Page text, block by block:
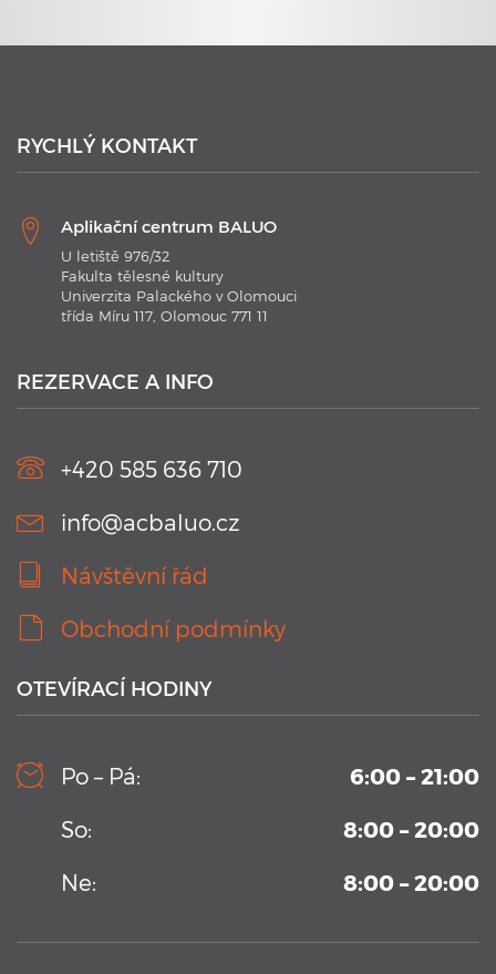
21. 1. 2020
technologií 2020
Kamerový systém v testovacím bazénu Aplikačního
centra BALUO
Vysoko-sekvenční kamerový systém permanentně
umístění v Aplikačním centrum BALUO. Více informací zde
RYCHLÝ KONTAKT
Aplikační centrum BALUO
U letiště 976/32
Fakulta tělesné kultury
Univerzita Palackého v Olomouci
třída Míru 117, Olomouc 771 11
REZERVACE A INFO
+420 585 636 710
info@acbaluo.cz
Návštěvní řád
Obchodní podmínky
OTEVÍRACÍ HODINY
Po – Pá:
6:00 – 21:00
So:
8:00 – 20:00
Ne:
8:00 – 20:00